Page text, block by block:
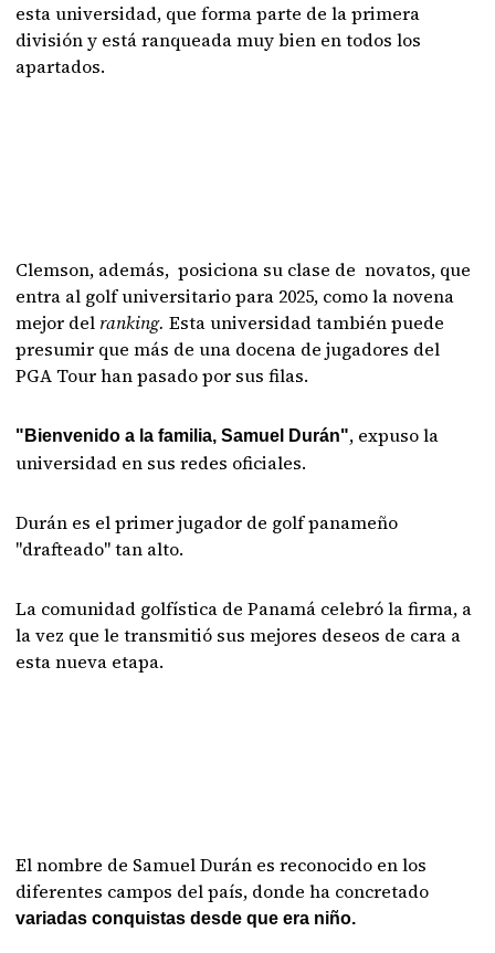
esta universidad, que forma parte de la primera
división y está ranqueada muy bien en todos los
apartados.
Clemson, además, posiciona su clase de novatos, que
entra al golf universitario para 2025, como la novena
mejor del ranking. Esta universidad también puede
presumir que más de una docena de jugadores del
PGA Tour han pasado por sus filas.
"Bienvenido a la familia, Samuel Durán", expuso la
universidad en sus redes oficiales.
Durán es el primer jugador de golf panameño
"drafteado" tan alto.
La comunidad golfística de Panamá celebró la firma, a
la vez que le transmitió sus mejores deseos de cara a
esta nueva etapa.
El nombre de Samuel Durán es reconocido en los
diferentes campos del país, donde ha concretado
variadas conquistas desde que era niño.